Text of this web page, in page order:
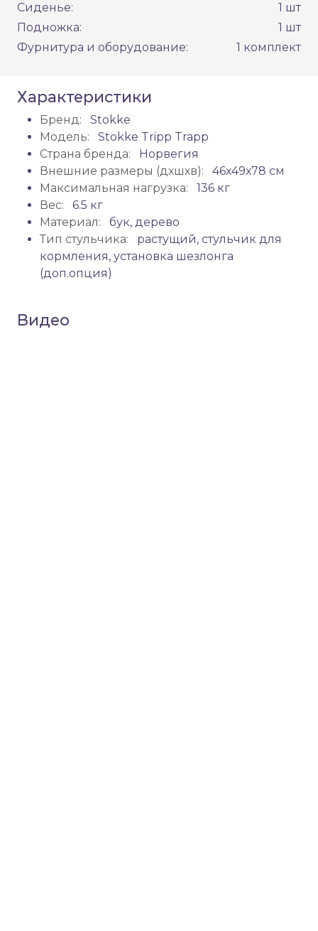
Сиденье:
1 шт
Подножка:
1 шт
Фурнитура и оборудование:
1 комплект
Характеристики
Бренд:
Stokke
Модель:
Stokke Tripp Trapp
Страна бренда:
Норвегия
Внешние размеры (дхшхв):
46х49х78 см
Максимальная нагрузка:
136 кг
Вес:
6.5 кг
Материал:
бук, дерево
Тип стульчика:
растущий, стульчик для
кормления, установка шезлонга
(доп.опция)
Видео